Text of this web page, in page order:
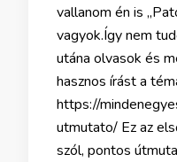
vallanom én is
vagyok.Így nem
utána olvasok és
hasznos írást a
https://
utmutato/ Ez az
szól, pontos